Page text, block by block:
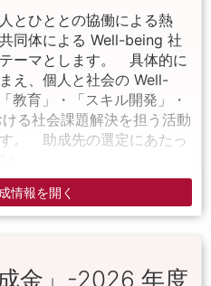
とひととの協働による熱
同体による Well-being 社
ーマとします。 具体的に
え、個人と社会の Well-
教育」・「スキル開発」・
る社会課題解決を担う活動
。 助成先の選定にあたっ
情報を開く
金」-2026 年度